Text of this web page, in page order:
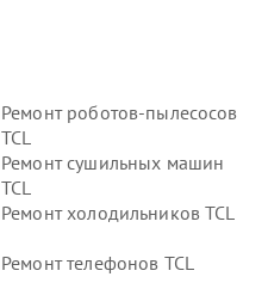
Ремонт роботов-пылесосов
TCL
Ремонт сушильных машин
TCL
Ремонт холодильников TCL
Ремонт телефонов TCL